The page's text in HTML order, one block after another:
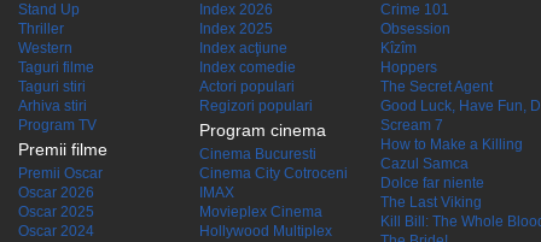
Stand Up
Thriller
Western
Taguri filme
Taguri stiri
Arhiva stiri
Program TV
Premii filme
Premii Oscar
Oscar 2026
Oscar 2025
Oscar 2024
Index 2026
Index 2025
Index acţiune
Index comedie
Actori populari
Regizori populari
Program cinema
Cinema Bucuresti
Cinema City Cotroceni
IMAX
Movieplex Cinema
Hollywood Multiplex
Crime 101
Obsession
Kîzîm
Hoppers
The Secret Agent
Good Luck, Have Fun,
Scream 7
How to Make a Killing
Cazul Samca
Dolce far niente
The Last Viking
Kill Bill: The Whole